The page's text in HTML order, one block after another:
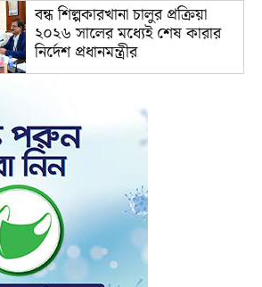
বন্ধ শিল্পকারখানা চালুর প্রক্রিয়া
২০২৬ সালের মধ্যেই শেষ কারার
নির্দেশ প্রধানমন্ত্রীর